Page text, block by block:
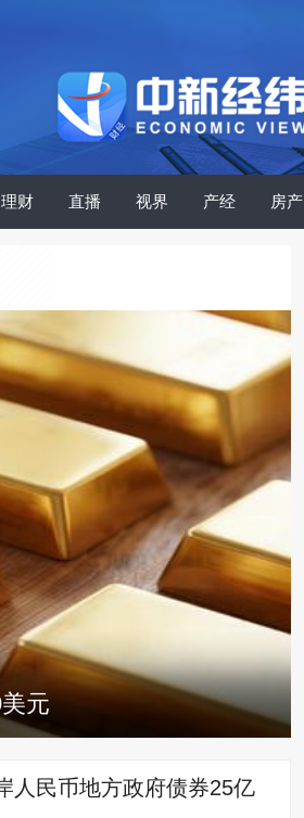
理财 直播 视界 产经 房产
元
人民币地方政府债券25亿